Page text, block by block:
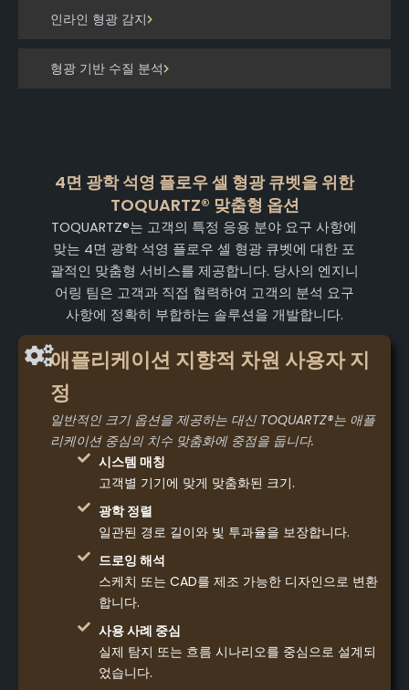
인라인 형광 감지
형광 기반 수질 분석
4면 광학 석영 플로우 셀 형광 큐벳을 위한
TOQUARTZ® 맞춤형 옵션
TOQUARTZ®는 고객의 특정 응용 분야 요구 사항에
맞는 4면 광학 석영 플로우 셀 형광 큐벳에 대한 포
괄적인 맞춤형 서비스를 제공합니다. 당사의 엔지니
어링 팀은 고객과 직접 협력하여 고객의 분석 요구
사항에 정확히 부합하는 솔루션을 개발합니다.
애플리케이션 지향적 차원 사용자 지
정
일반적인 크기 옵션을 제공하는 대신 TOQUARTZ®는 애플
리케이션 중심의 치수 맞춤화에 중점을 둡니다.
시스템 매칭
고객별 기기에 맞게 맞춤화된 크기.
광학 정렬
일관된 경로 길이와 빛 투과율을 보장합니다.
드로잉 해석
스케치 또는 CAD를 제조 가능한 디자인으로 변환
합니다.
사용 사례 중심
실제 탐지 또는 흐름 시나리오를 중심으로 설계되
었습니다.